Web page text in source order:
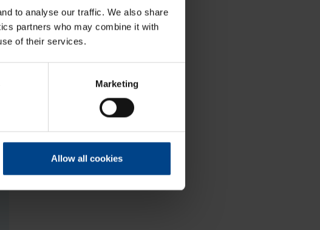
to analyse our traffic. We also share
partners who may combine it with
of their services.
Marketing
Allow all cookies